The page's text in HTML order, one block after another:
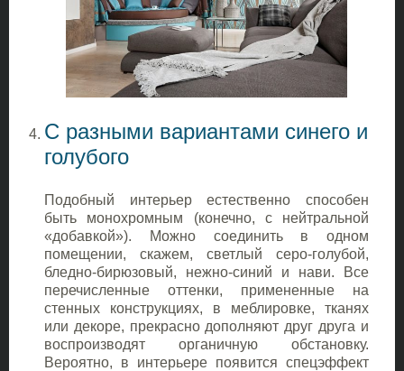
С разными вариантами синего и
голубого
Подобный интерьер естественно способен
быть монохромным (конечно, с нейтральной
«добавкой»). Можно соединить в одном
помещении, скажем, светлый серо-голубой,
бледно-бирюзовый, нежно-синий и нави. Все
перечисленные оттенки, примененные на
стенных конструкциях, в меблировке, тканях
или декоре, прекрасно дополняют друг друга и
воспроизводят органичную обстановку.
Вероятно, в интерьере появится спецэффект